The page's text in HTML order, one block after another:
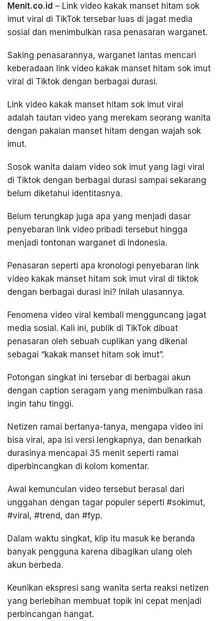
Menit.co.id – Link video kakak manset hitam sok
imut viral di TikTok tersebar luas di jagat media
sosial dan menimbulkan rasa penasaran warganet.
Saking penasarannya, warganet lantas mencari
keberadaan link video kakak manset hitam sok imut
viral di Tiktok dengan berbagai durasi.
Link video kakak manset hitam sok imut viral
adalah tautan video yang merekam seorang wanita
dengan pakaian manset hitam dengan wajah sok
imut.
Sosok wanita dalam video sok imut yang lagi viral
di Tiktok dengan berbagai durasi sampai sekarang
belum diketahui identitasnya.
Belum terungkap juga apa yang menjadi dasar
penyebaran link video pribadi tersebut hingga
menjadi tontonan warganet di Indonesia.
Penasaran seperti apa kronologi penyebaran link
video kakak manset hitam sok imut viral di tiktok
dengan berbagai durasi ini? Inilah ulasannya.
Fenomena video viral kembali mengguncang jagat
media sosial. Kali ini, publik di TikTok dibuat
penasaran oleh sebuah cuplikan yang dikenal
sebagai “kakak manset hitam sok imut”.
Potongan singkat ini tersebar di berbagai akun
dengan caption seragam yang menimbulkan rasa
ingin tahu tinggi.
Netizen ramai bertanya-tanya, mengapa video ini
bisa viral, apa isi versi lengkapnya, dan benarkah
durasinya mencapai 35 menit seperti ramai
diperbincangkan di kolom komentar.
Awal kemunculan video tersebut berasal dari
unggahan dengan tagar populer seperti #sokimut,
#viral, #trend, dan #fyp.
Dalam waktu singkat, klip itu masuk ke beranda
banyak pengguna karena dibagikan ulang oleh
akun berbeda.
Keunikan ekspresi sang wanita serta reaksi netizen
yang berlebihan membuat topik ini cepat menjadi
perbincangan hangat.